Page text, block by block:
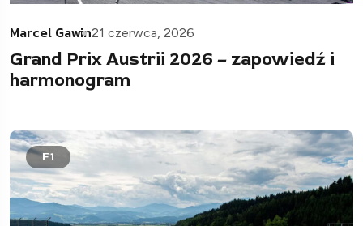
Marcel Gawin21 czerwca, 2026
Grand Prix Austrii 2026 – zapowiedź i
harmonogram
F1